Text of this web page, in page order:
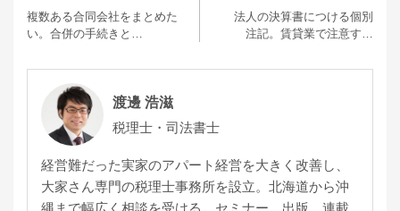
複数ある合同会社をまとめた
い。合併の手続きと…
法人の決算書につける個別
注記。賃貸業で注意す…
渡邊 浩滋
税理士・司法書士
経営難だった実家のアパート経営を大きく改善し、
大家さん専門の税理士事務所を設立。北海道から沖
縄まで幅広く相談を受ける。セミナー、出版、連載